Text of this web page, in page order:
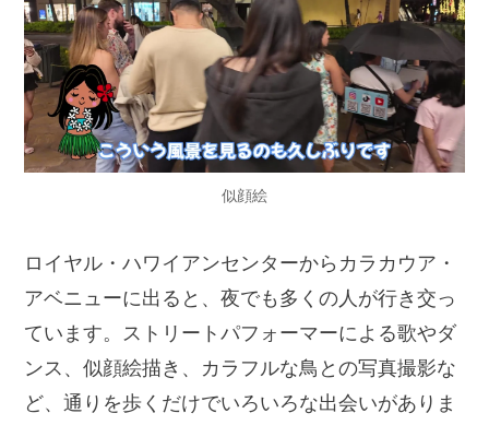
似顔絵
ロイヤル・ハワイアンセンターからカラカウア・
アベニューに出ると、夜でも多くの人が行き交っ
ています。ストリートパフォーマーによる歌やダ
ンス、似顔絵描き、カラフルな鳥との写真撮影な
ど、通りを歩くだけでいろいろな出会いがありま